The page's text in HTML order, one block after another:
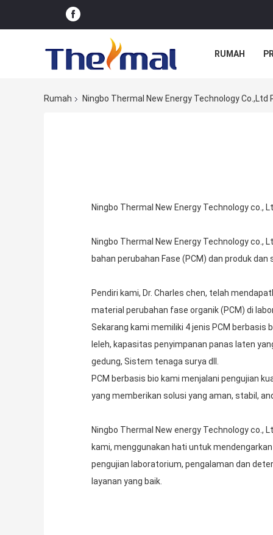
RUMAH
Rumah Ningbo Thermal New Energy Technology Co.,ltd
Ningbo Thermal New Energy Technology
Ningbo Thermal New Energy Technology
bahan perubahan Fase (PCM) dan produk
Pendiri kami, Dr. Charles chen, telah
material perubahan fase organik (PCM) di
Sekarang kami memiliki 4 jenis PCM berbasis
leleh, kapasitas penyimpanan panas laten
gedung, Sistem tenaga surya dll.
PCM berbasis bio kami menjalani pengujian
yang memberikan solusi yang aman, stabil,
Ningbo Thermal New energy Technology co.,
kami, menggunakan hati untuk
pengujian laboratorium, pengalaman dan
layanan yang baik.